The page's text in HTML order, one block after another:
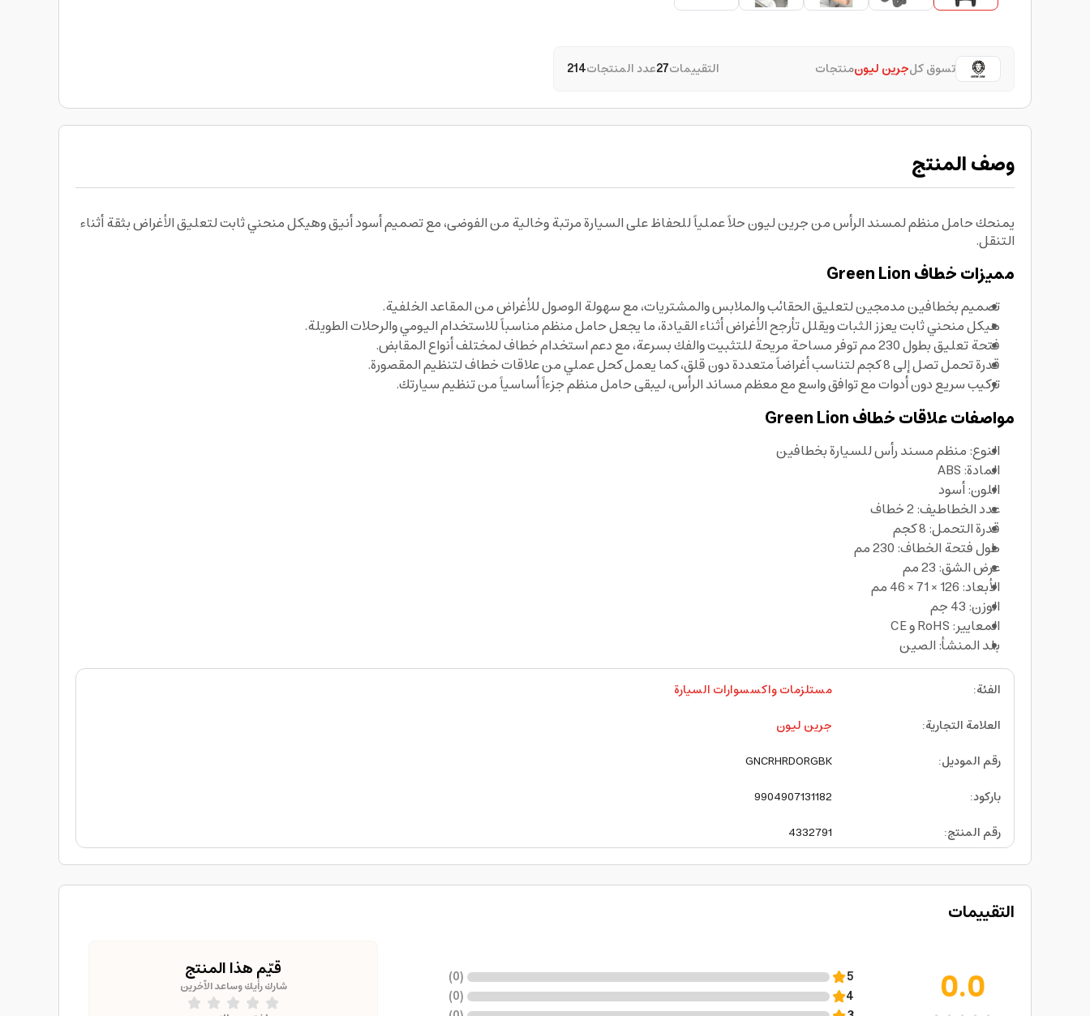
تسوق كلجرين ليونمنتجات التقييمات27عدد المنتجات214
وصف المنتج
يمنحك حامل منظم لمسند الرأس من جرين ليون حلاً عملياً للحفاظ على السيارة مرتبة وخالية من الفوضى، مع تصميم أسود أنيق وهيكل منحني ثابت لتعليق الأغراض بثقة أثناء
التنقل.
مميزات خطاف Green Lion
تصميم بخطافين مدمجين لتعليق الحقائب والملابس والمشتريات، مع سهولة الوصول للأغراض من المقاعد الخلفية.
هيكل منحني ثابت يعزز الثبات ويقلل تأرجح الأغراض أثناء القيادة، ما يجعل حامل منظم مناسباً للاستخدام اليومي والرحلات الطويلة.
فتحة تعليق بطول 230 مم توفر مساحة مريحة للتثبيت والفك بسرعة، مع دعم استخدام خطاف لمختلف أنواع المقابض.
قدرة تحمل تصل إلى 8 كجم لتناسب أغراضاً متعددة دون قلق، كما يعمل كحل عملي من علاقات خطاف لتنظيم المقصورة.
تركيب سريع دون أدوات مع توافق واسع مع معظم مساند الرأس، ليبقى حامل منظم جزءاً أساسياً من تنظيم سيارتك.
مواصفات علاقات خطاف Green Lion
النوع: منظم مسند رأس للسيارة بخطافين
المادة: ABS
اللون: أسود
عدد الخطاطيف: 2 خطاف
قدرة التحمل: 8 كجم
طول فتحة الخطاف: 230 مم
عرض الشق: 23 مم
الأبعاد: 126 × 71 × 46 مم
الوزن: 43 جم
المعايير: RoHS و CE
بلد المنشأ: الصين
الفئة:
مستلزمات واكسسوارات السيارة
العلامة التجارية:
جرين ليون
رقم الموديل:
GNCRHRDORGBK
باركود:
9904907131182
رقم المنتج:
4332791
التقييمات
0.0
5
(
0
)
4
(
0
)
قيّم هذا المنتج
شارك رأيك وساعد الآخرين